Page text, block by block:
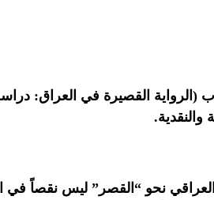
(الرواية القصيرة في العراق:
نحو “القصر” ليس نقصاً